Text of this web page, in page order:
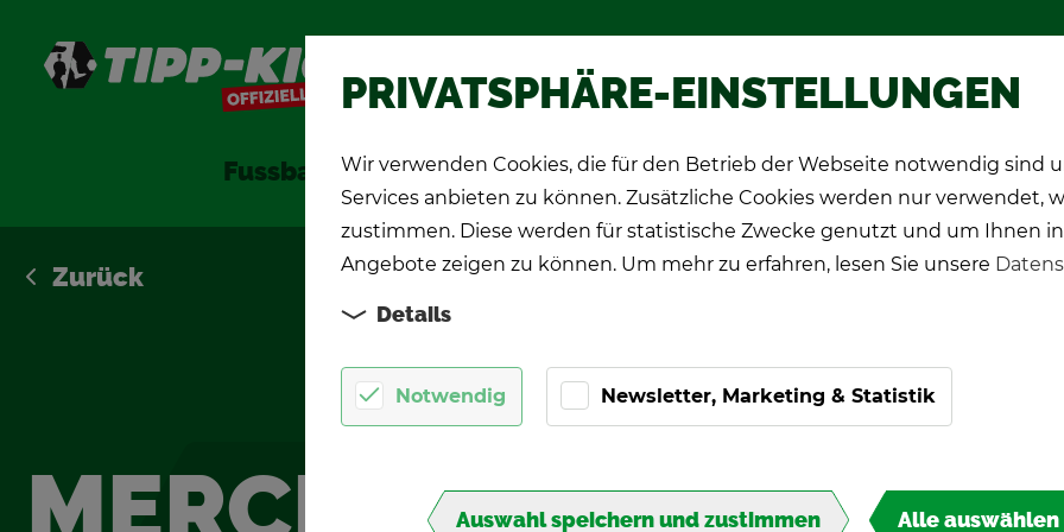
PRIVATSPHÄRE-EINSTELLUNGEN
Wir verwenden Cookies, die für den Betrieb der Webseite notwendig sind
Services anbieten zu können. Zusätzliche Cookies werden nur verwendet,
zustimmen. Diese werden für statistische Zwecke genutzt und um Ihnen
Angebote zeigen zu können. Um mehr zu erfahren, lesen Sie unsere
Details
Notwendig Newsletter, Marketing & Statistik
Auswahl speichern und zustimmen Alle
Shop
Fuss­ball­spie­le TIPP-KICK Spie­ler Pro-Ki­cker Ge­schenk­ide­en
Wer­be­spie­le Über TIPP-KICK
Zu­rück